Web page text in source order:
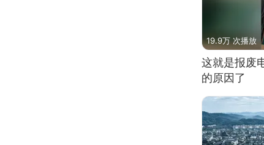
19.9万 次播放
这就是报废
的原因了